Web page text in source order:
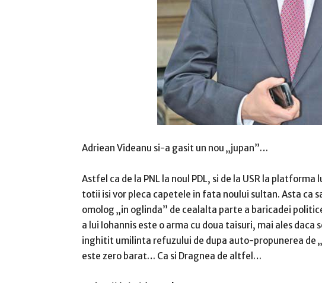
Adriean Videanu si-a gasit un nou „jupan”…
Astfel ca de la PNL la noul PDL, si de la USR la
totii isi vor pleca capetele in fata noului sultan. Asta ca
omolog „in oglinda” de cealalta parte a baricadei
a lui Iohannis este o arma cu doua taisuri, mai ales daca
inghitit umilinta refuzului de dupa auto-propunerea de
este zero barat… Ca si Dragnea de altfel…